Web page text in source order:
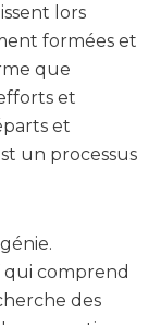
lors
formées et
que
et
et
un processus
qui comprend
des